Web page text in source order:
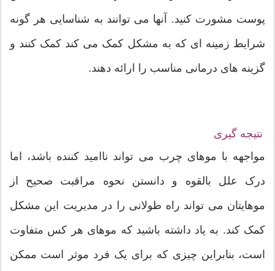
پوست مشورت کنید. آنها می توانند به شناسایی هر گونه
شرایط زمینه ای که به مشکل کمک می کند کمک کنند و
گزینه های درمانی مناسب را ارائه دهند.
نتیجه گیری
مواجهه با موهای چرب می تواند ناامید کننده باشد، اما
درک علل بالقوه و دانستن نحوه مراقبت صحیح از
موهایتان می تواند راه طولانی را در مدیریت این مشکل
کمک کند. به یاد داشته باشید که موهای هر کس متفاوت
است، بنابراین چیزی که برای یک فرد موثر است ممکن